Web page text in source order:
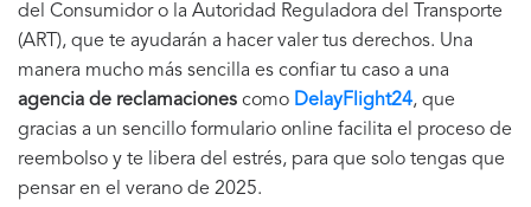
del Consumidor o la Autoridad Reguladora del Transporte
(ART), que te ayudarán a hacer valer tus derechos. Una
manera mucho más sencilla es confiar tu caso a una
agencia de reclamaciones como DelayFlight24, que
gracias a un sencillo formulario online facilita el proceso de
reembolso y te libera del estrés, para que solo tengas que
pensar en el verano de 2025.